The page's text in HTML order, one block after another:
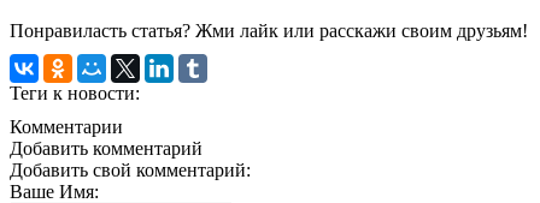
Понравиласть статья? Жми лайк или расскажи своим друзьям!
Теги к новости:
Комментарии
Добавить комментарий
Добавить свой комментарий:
Ваше Имя: